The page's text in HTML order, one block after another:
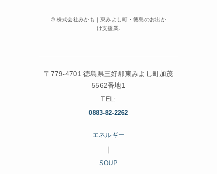
© 株式会社みかも｜東みよし町・徳島のお出か
け支援業.
〒779-4701 徳島県三好郡東みよし町加茂
5562番地1
TEL:
0883-82-2262
エネルギー
SOUP